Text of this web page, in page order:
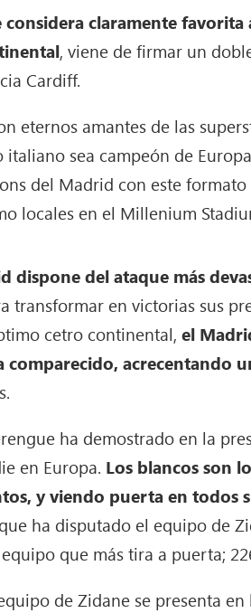
considera claramente
, viene de firmar un
Cardiff.
eternos amantes de las
sea campeón de
del Madrid con este
locales en el Millenium
dispone del ataque más
transformar en victorias sus
cetro continental,el
comparecido, acrecentando
ha demostrado en la
en Europa. Los blancos son
y viendo puerta en todos
ha disputado el equipo de
que más tira a puerta;
de Zidane se presenta